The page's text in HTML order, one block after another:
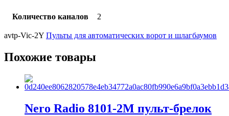
Количество каналов 2
avtp-Vic-2Y Пульты для автоматических ворот и шлагбаумов
Похожие товары
Nero Radio 8101-2M пульт-брелок